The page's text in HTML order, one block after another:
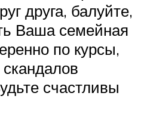
друга, балуйте,
Ваша семейная
по курсы,
счастливы